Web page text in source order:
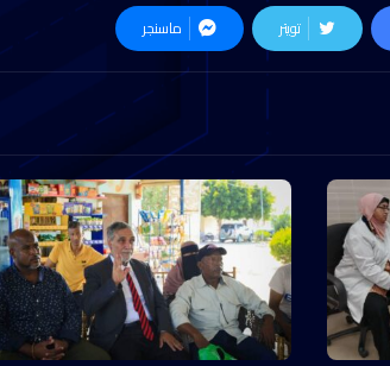
تويتر ماسنجر